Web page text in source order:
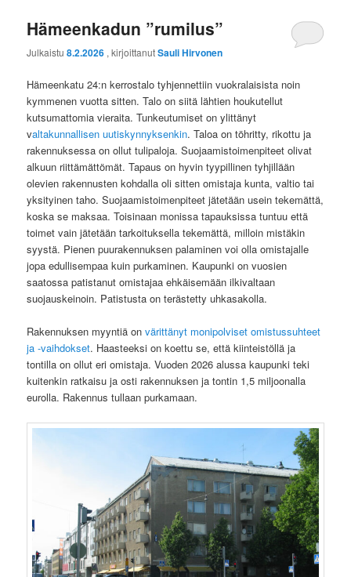
Hämeenkadun ”rumilus”
Julkaistu8.2.2026 , kirjoittanutSauli Hirvonen
Hämeenkatu 24:n kerrostalo tyhjennettiin vuokralaisista noin
kymmenen vuotta sitten. Talo on siitä lähtien houkutellut
kutsumattomia vieraita. Tunkeutumiset on ylittänyt
valtakunnallisen uutiskynnyksenkin. Taloa on töhritty, rikottu ja
rakennuksessa on ollut tulipaloja. Suojaamistoimenpiteet olivat
alkuun riittämättömät. Tapaus on hyvin tyypillinen tyhjillään
olevien rakennusten kohdalla oli sitten omistaja kunta, valtio tai
yksityinen taho. Suojaamistoimenpiteet jätetään usein tekemättä,
koska se maksaa. Toisinaan monissa tapauksissa tuntuu että
toimet vain jätetään tarkoituksella tekemättä, milloin mistäkin
syystä. Pienen puurakennuksen palaminen voi olla omistajalle
jopa edullisempaa kuin purkaminen. Kaupunki on vuosien
saatossa patistanut omistajaa ehkäisemään ilkivaltaan
suojauskeinoin. Patistusta on terästetty uhkasakolla.
Rakennuksen myyntiä onvärittänyt monipolviset omistussuhteet
ja -vaihdokset. Haasteeksi on koettu se, että kiinteistöllä ja
tontilla on ollut eri omistaja. Vuoden 2026 alussa kaupunki teki
kuitenkin ratkaisu ja osti rakennuksen ja tontin 1,5 miljoonalla
eurolla. Rakennus tullaan purkamaan.